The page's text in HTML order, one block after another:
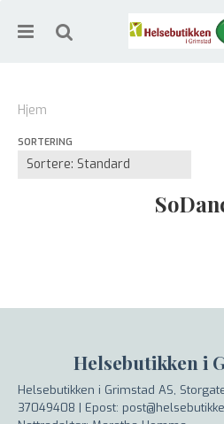
Hjem
SORTERING
Helsebutikken i
Helsebutikken i Grimstad AS,
37049408 | Epost: